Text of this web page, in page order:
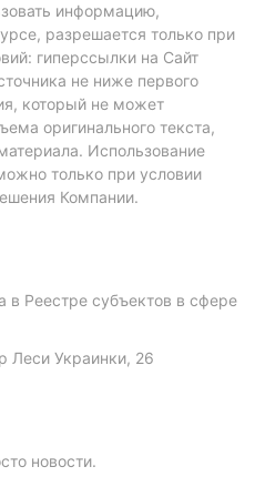
информацию,
разрешается только при
гиперссылки на Сайт
не ниже первого
который не может
оригинального текста,
Использование
только при условии
Компании.
в Реестре субъектов в сфере
Леси Украинки, 26
новости.